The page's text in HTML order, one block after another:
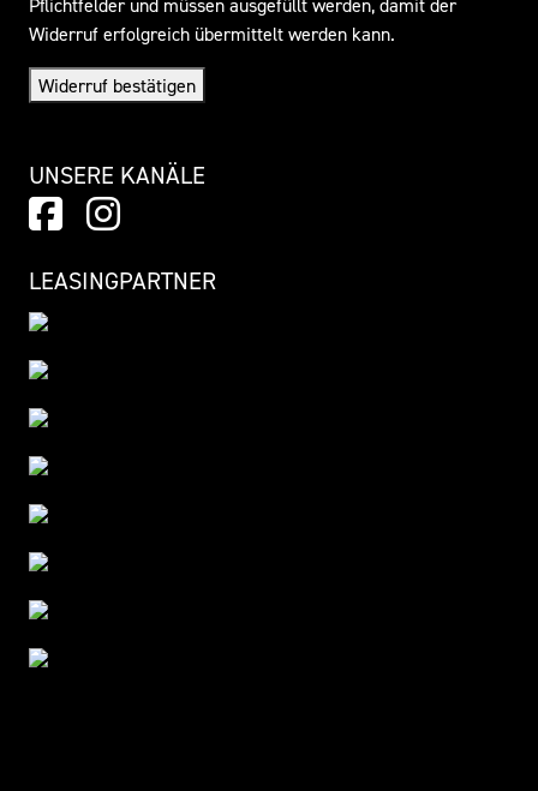
Widerruf erfolgreich übermittelt werden kann.
Widerruf bestätigen
UNSERE KANÄLE
LEASINGPARTNER